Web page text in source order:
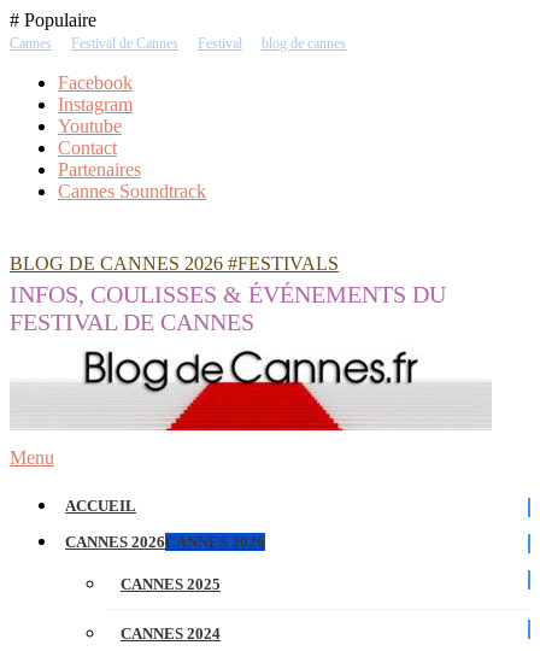
Skip
To
# Populaire
Cannes Festival de Cannes Festival blog de cannes
Facebook
Instagram
Youtube
Contact
Partenaires
Cannes Soundtrack
BLOG DE CANNES 2026 #FESTIVALS
INFOS, COULISSES & ÉVÉNEMENTS DU
FESTIVAL DE CANNES
Menu
ACCUEIL
CANNES 2026CANNES 2026
CANNES 2025
CANNES 2024